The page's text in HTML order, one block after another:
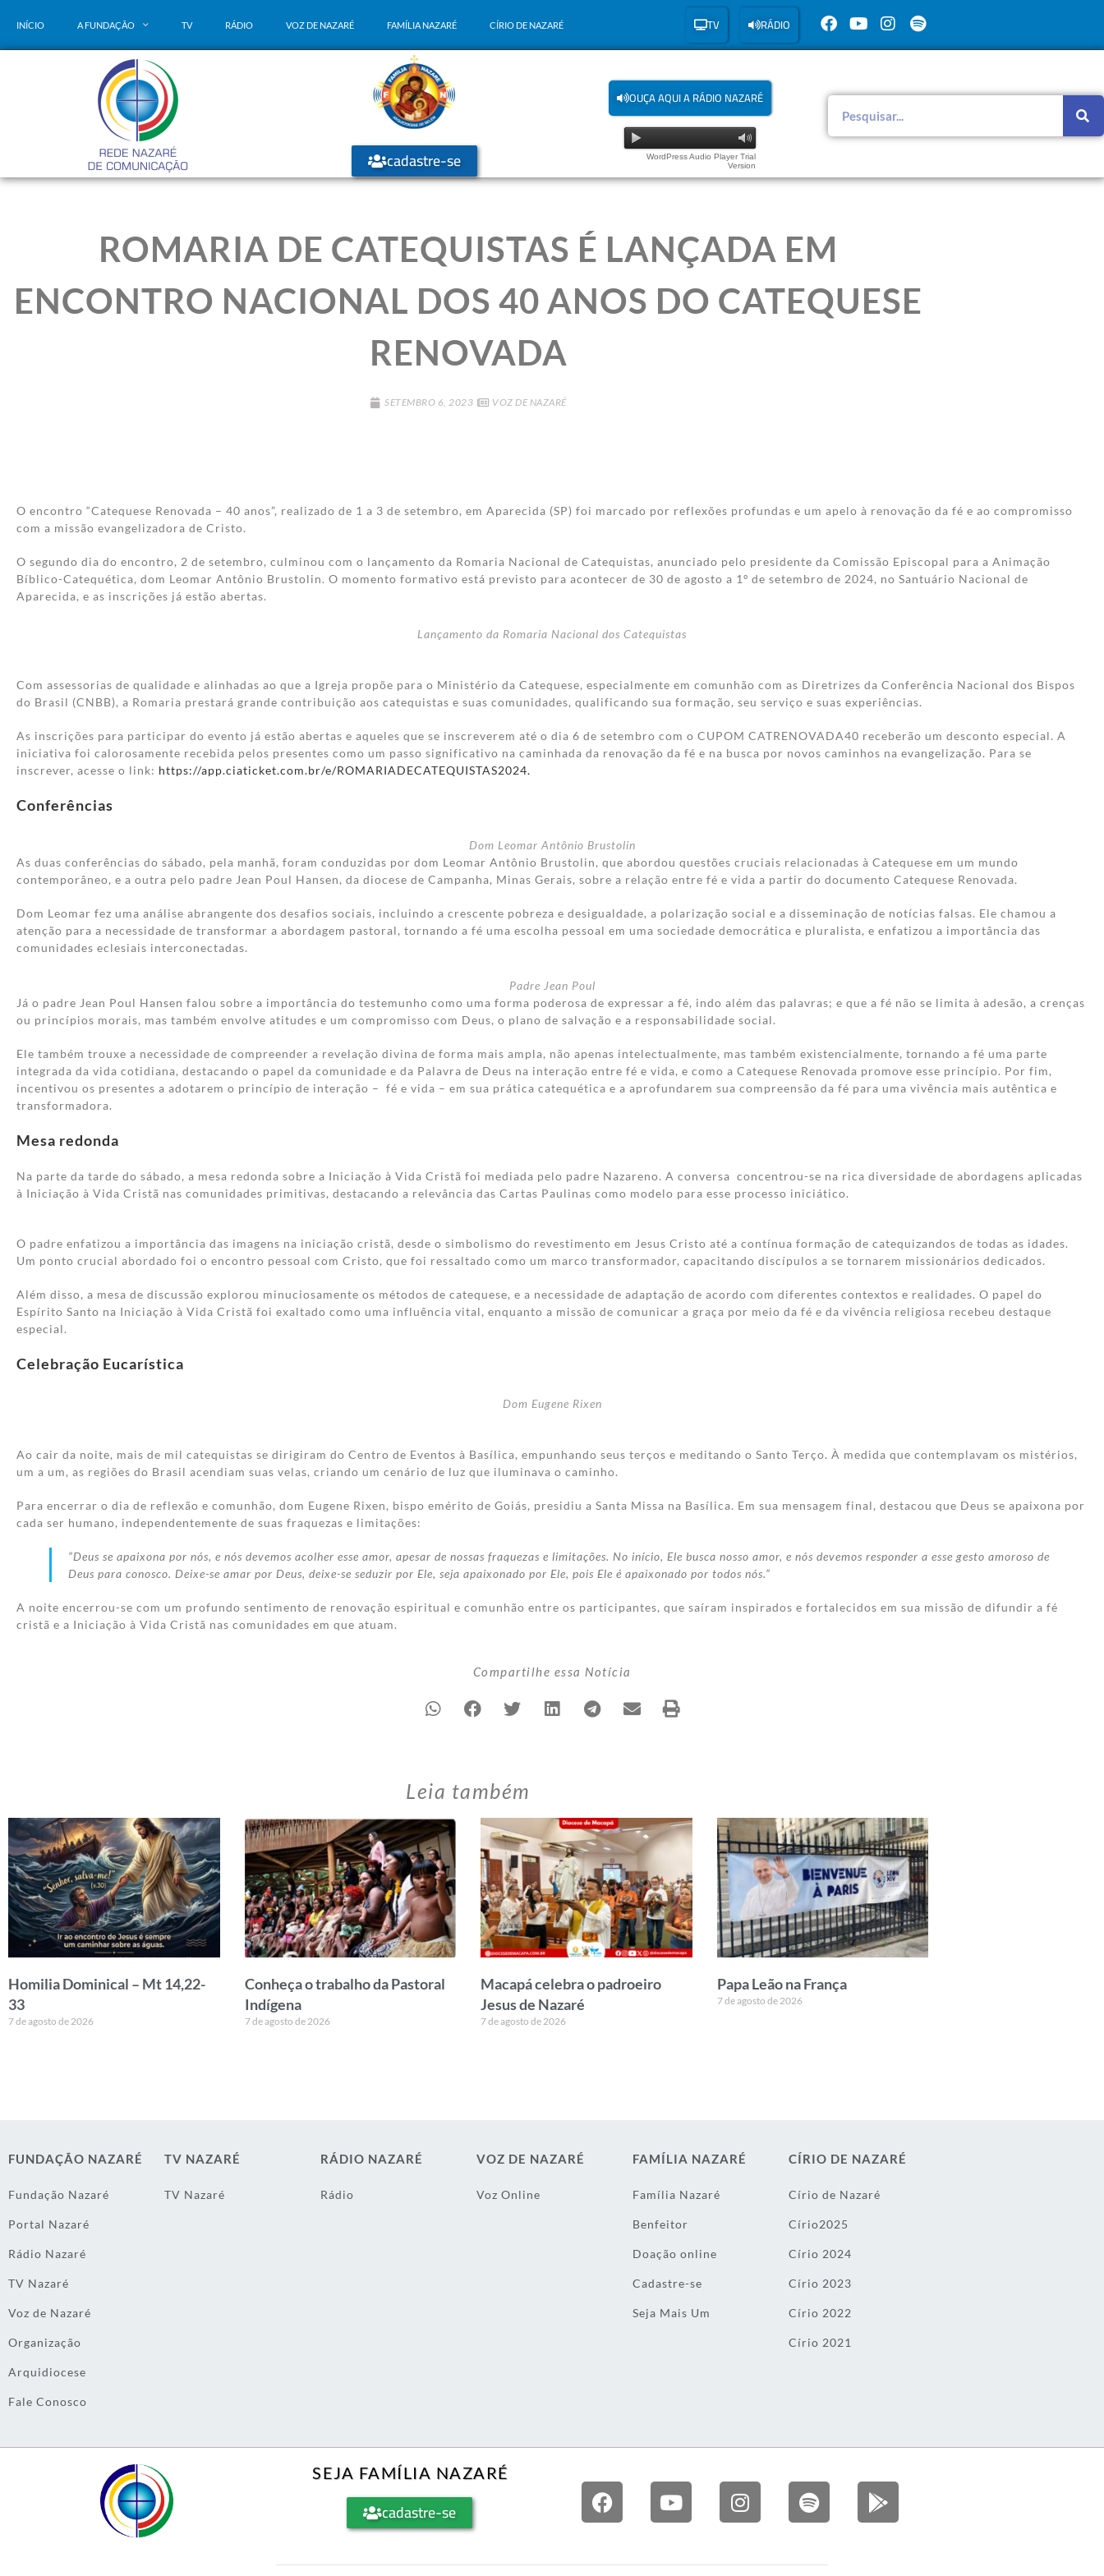
INÍCIO A FUNDAÇÃO TV RÁDIO VOZ DE NAZARÉ FAMÍLIA NAZARÉ CÍRIO DE NAZARÉ TV RÁDIO
cadastre-se
OUÇA AQUI A RÁDIO NAZARÉ
WordPress Audio Player Trial
Version
ROMARIA DE CATEQUISTAS É LANÇADA EM
ENCONTRO NACIONAL DOS 40 ANOS DO CATEQUESE
RENOVADA
SETEMBRO 6, 2023 VOZ DE NAZARÉ
O encontro “Catequese Renovada – 40 anos”, realizado de 1 a 3 de setembro, em Aparecida (SP) foi marcado por reflexões profundas e um apelo à renovação da fé e ao compromisso
com a missão evangelizadora de Cristo.
O segundo dia do encontro, 2 de setembro, culminou com o lançamento da Romaria Nacional de Catequistas, anunciado pelo presidente da Comissão Episcopal para a Animação
Bíblico-Catequética, dom Leomar Antônio Brustolin. O momento formativo está previsto para acontecer de 30 de agosto a 1º de setembro de 2024, no Santuário Nacional de
Aparecida, e as inscrições já estão abertas.
Lançamento da Romaria Nacional dos Catequistas
Com assessorias de qualidade e alinhadas ao que a Igreja propõe para o Ministério da Catequese, especialmente em comunhão com as Diretrizes da Conferência Nacional dos Bispos
do Brasil (CNBB), a Romaria prestará grande contribuição aos catequistas e suas comunidades, qualificando sua formação, seu serviço e suas experiências.
As inscrições para participar do evento já estão abertas e aqueles que se inscreverem até o dia 6 de setembro com o CUPOM CATRENOVADA40 receberão um desconto especial. A
iniciativa foi calorosamente recebida pelos presentes como um passo significativo na caminhada da renovação da fé e na busca por novos caminhos na evangelização. Para se
inscrever, acesse o link: https://app.ciaticket.com.br/e/ROMARIADECATEQUISTAS2024.
Conferências
Dom Leomar Antônio Brustolin
As duas conferências do sábado, pela manhã, foram conduzidas por dom Leomar Antônio Brustolin, que abordou questões cruciais relacionadas à Catequese em um mundo
contemporâneo, e a outra pelo padre Jean Poul Hansen, da diocese de Campanha, Minas Gerais, sobre a relação entre fé e vida a partir do documento Catequese Renovada.
Dom Leomar fez uma análise abrangente dos desafios sociais, incluindo a crescente pobreza e desigualdade, a polarização social e a disseminação de notícias falsas. Ele chamou a
atenção para a necessidade de transformar a abordagem pastoral, tornando a fé uma escolha pessoal em uma sociedade democrática e pluralista, e enfatizou a importância das
comunidades eclesiais interconectadas.
Padre Jean Poul
Já o padre Jean Poul Hansen falou sobre a importância do testemunho como uma forma poderosa de expressar a fé, indo além das palavras; e que a fé não se limita à adesão, a crenças
ou princípios morais, mas também envolve atitudes e um compromisso com Deus, o plano de salvação e a responsabilidade social.
Ele também trouxe a necessidade de compreender a revelação divina de forma mais ampla, não apenas intelectualmente, mas também existencialmente, tornando a fé uma parte
integrada da vida cotidiana, destacando o papel da comunidade e da Palavra de Deus na interação entre fé e vida, e como a Catequese Renovada promove esse princípio. Por fim,
incentivou os presentes a adotarem o princípio de interação – fé e vida – em sua prática catequética e a aprofundarem sua compreensão da fé para uma vivência mais autêntica e
transformadora.
Mesa redonda
Na parte da tarde do sábado, a mesa redonda sobre a Iniciação à Vida Cristã foi mediada pelo padre Nazareno. A conversa concentrou-se na rica diversidade de abordagens aplicadas
à Iniciação à Vida Cristã nas comunidades primitivas, destacando a relevância das Cartas Paulinas como modelo para esse processo iniciático.
O padre enfatizou a importância das imagens na iniciação cristã, desde o simbolismo do revestimento em Jesus Cristo até a contínua formação de catequizandos de todas as idades.
Um ponto crucial abordado foi o encontro pessoal com Cristo, que foi ressaltado como um marco transformador, capacitando discípulos a se tornarem missionários dedicados.
Além disso, a mesa de discussão explorou minuciosamente os métodos de catequese, e a necessidade de adaptação de acordo com diferentes contextos e realidades. O papel do
Espírito Santo na Iniciação à Vida Cristã foi exaltado como uma influência vital, enquanto a missão de comunicar a graça por meio da fé e da vivência religiosa recebeu destaque
especial.
Celebração Eucarística
Dom Eugene Rixen
Ao cair da noite, mais de mil catequistas se dirigiram do Centro de Eventos à Basílica, empunhando seus terços e meditando o Santo Terço. À medida que contemplavam os mistérios,
um a um, as regiões do Brasil acendiam suas velas, criando um cenário de luz que iluminava o caminho.
Para encerrar o dia de reflexão e comunhão, dom Eugene Rixen, bispo emérito de Goiás, presidiu a Santa Missa na Basílica. Em sua mensagem final, destacou que Deus se apaixona por
cada ser humano, independentemente de suas fraquezas e limitações:
“Deus se apaixona por nós, e nós devemos acolher esse amor, apesar de nossas fraquezas e limitações. No início, Ele busca nosso amor, e nós devemos responder a esse gesto amoroso de
Deus para conosco. Deixe-se amar por Deus, deixe-se seduzir por Ele, seja apaixonado por Ele, pois Ele é apaixonado por todos nós.”
A noite encerrou-se com um profundo sentimento de renovação espiritual e comunhão entre os participantes, que saíram inspirados e fortalecidos em sua missão de difundir a fé
cristã e a Iniciação à Vida Cristã nas comunidades em que atuam.
Compartilhe essa Notícia
Leia também
Homilia Dominical – Mt 14,22-
33
7 de agosto de 2026
Conheça o trabalho da Pastoral
Indígena
7 de agosto de 2026
Macapá celebra o padroeiro
Jesus de Nazaré
7 de agosto de 2026
Papa Leão na França
7 de agosto de 2026
FUNDAÇÃO NAZARÉ
Fundação Nazaré
Portal Nazaré
Rádio Nazaré
TV Nazaré
Voz de Nazaré
Organização
Arquidiocese
Fale Conosco
TV NAZARÉ
TV Nazaré
RÁDIO NAZARÉ
Rádio
VOZ DE NAZARÉ
Voz Online
FAMÍLIA NAZARÉ
Família Nazaré
Benfeitor
Doação online
Cadastre-se
Seja Mais Um
CÍRIO DE NAZARÉ
Círio de Nazaré
Círio2025
Círio 2024
Círio 2023
Círio 2022
Círio 2021
SEJA FAMÍLIA NAZARÉ
cadastre-se